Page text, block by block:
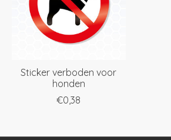
Sticker verboden voor
honden
€0,38